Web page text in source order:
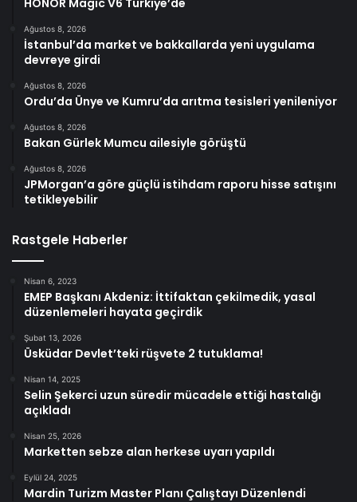
HONOR Magic V6 Türkiye’de
Ağustos 8, 2026
İstanbul’da market ve bakkallarda yeni uygulama
devreye girdi
Ağustos 8, 2026
Ordu’da Ünye ve Kumru’da arıtma tesisleri yenileniyor
Ağustos 8, 2026
Bakan Gürlek Mumcu ailesiyle görüştü
Ağustos 8, 2026
JPMorgan’a göre güçlü istihdam raporu hisse satışını
tetikleyebilir
Rastgele Haberler
Nisan 6, 2023
EMEP Başkanı Akdeniz: İttifaktan çekilmedik, yasal
düzenlemeleri hayata geçirdik
Şubat 13, 2026
Üsküdar Devlet’teki rüşvete 2 tutuklama!
Nisan 14, 2025
Selin Şekerci uzun süredir mücadele ettiği hastalığı
açıkladı
Nisan 25, 2026
Marketten sebze alan herkese uyarı yapıldı
Eylül 24, 2025
Mardin Turizm Master Planı Çalıştayı Düzenlendi